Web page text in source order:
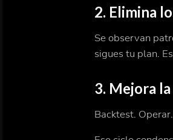
2. Elimina
Se observan
sigues tu plan.
3. Mejora
Backtest.